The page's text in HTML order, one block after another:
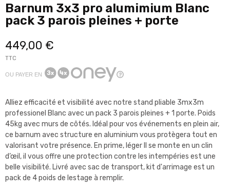
Barnum 3x3 pro alumimium Blanc
pack 3 parois pleines + porte
449,00 €
TTC
OU PAYER EN
Alliez efficacité et visibilité avec notre stand pliable 3mx3m
professionel Blanc avec un pack 3 parois pleines + 1 porte. Poids
45kg avec murs de côtés. Idéal pour vos événements en plein air,
ce barnum avec structure en aluminium vous protègera tout en
valorisant votre présence. En prime, léger Il se monte en un clin
d’œil, il vous offre une protection contre les intempéries est une
belle visibilité. Livré avec sac de transport, kit d'arrimage est un
pack de 4 poids de lestage à remplir.